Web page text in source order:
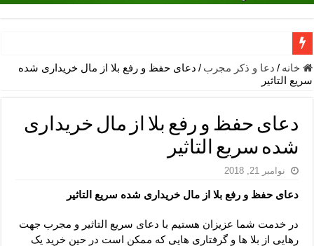
دعای جلب محبت فوری معشوق – دعای جلب محبت شوهر
دعای مشکل گشا برای رفع فقر – ذکرهای روزی‌ بخش
معجزات دعای یا من اظهر الجمیل – دعای یا من اظهر الجمیل برای
مهم ترین اذکار الهی و فضیلت آن ها – ذکر مخصوص مستجاب الدعوه
دعا برای ترس بچه ها در خواب – دعای ترس و بی خوابی کودکان
لا حول ولا قوة الا بالله برای چشم زخم – دعای چشم زخم ماشاالله
خانه / دعا و ذکر مجرب / دعای حفظ و رفع بلا از مال خریداری شده
سریع التاثیر
دعای حفظ و رفع بلا از مال خریداری
شده سریع التاثیر
نوامبر 21, 2018
دعای حفظ و رفع بلا از مال خریداری شده سریع التاثیر
در خدمت شما عزیزان هستیم با دعای سریع التاثیر و مجرب جهت
رهایی از بلا ها و گرفتاری هایی که ممکن است در حین خرید یک